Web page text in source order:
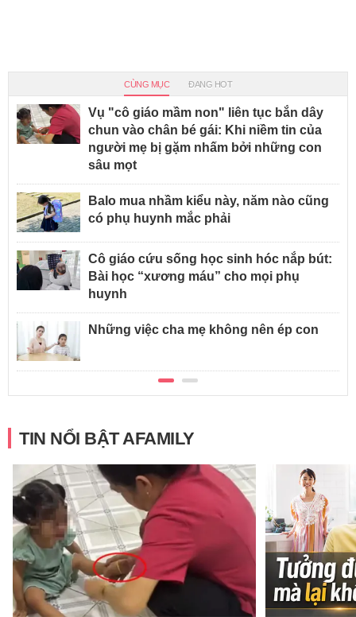
CÙNG MỤC ĐANG HOT
Vụ "cô giáo mầm non" liên tục bắn dây
chun vào chân bé gái: Khi niềm tin của
người mẹ bị gặm nhấm bởi những con
sâu mọt
Balo mua nhầm kiểu này, năm nào cũng
có phụ huynh mắc phải
Cô giáo cứu sống học sinh hóc nắp bút:
Bài học “xương máu” cho mọi phụ
huynh
Những việc cha mẹ không nên ép con
TIN NỔI BẬT AFAMILY